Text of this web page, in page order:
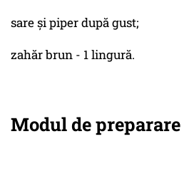
sare și piper după gust;
zahăr brun - 1 lingură.
Modul de preparare